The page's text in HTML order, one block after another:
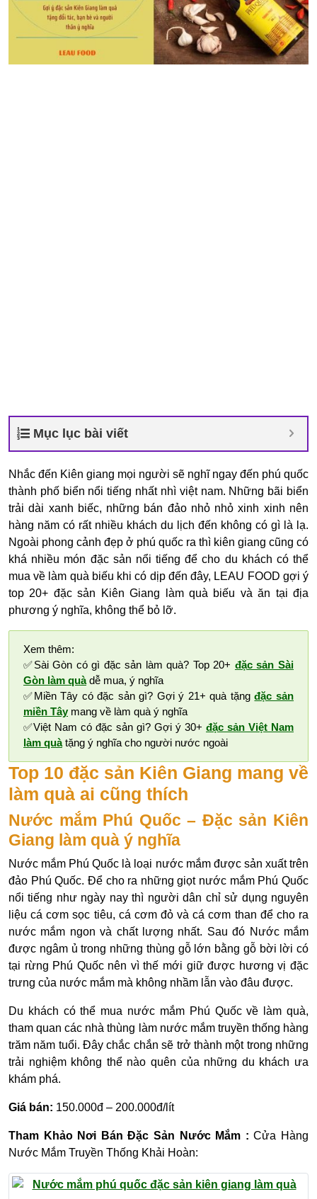
Mục lục bài viết
Nhắc đến Kiên giang mọi người sẽ nghĩ ngay đến phú quốc
thành phố biển nổi tiếng nhất nhì việt nam. Những bãi biển
trải dài xanh biếc, những bán đảo nhỏ nhỏ xinh xinh nên
hàng năm có rất nhiều khách du lịch đến không có gì là lạ.
Ngoài phong cảnh đẹp ở phú quốc ra thì kiên giang cũng có
khá nhiều món đặc sản nổi tiếng để cho du khách có thể
mua về làm quà biếu khi có dịp đến đây, LEAU FOOD gợi ý
top 20+ đặc sản Kiên Giang làm quà biếu và ăn tại địa
phương ý nghĩa, không thể bỏ lỡ.
Xem thêm:
✅Sài Gòn có gì đặc sản làm quà? Top 20+ đặc sản Sài
Gòn làm quàdễ mua, ý nghĩa
✅Miền Tây có đặc sản gì? Gợi ý 21+ quà tặngđặc sản
miền Tây mang về làm quà ý nghĩa
✅Việt Nam có đặc sản gì? Gợi ý 30+ đặc sản Việt Nam
làm quàtặng ý nghĩa cho người nước ngoài
Top 10 đặc sản Kiên Giang mang về
làm quà ai cũng thích
Nước mắm Phú Quốc – Đặc sản Kiên
Giang làm quà ý nghĩa
Nước mắm Phú Quốc là loại nước mắm được sản xuất trên
đảo Phú Quốc. Để cho ra những giọt nước mắm Phú Quốc
nổi tiếng như ngày nay thì người dân chỉ sử dụng nguyên
liệu cá cơm sọc tiêu, cá cơm đỏ và cá cơm than để cho ra
nước mắm ngon và chất lượng nhất. Sau đó Nước mắm
được ngâm ủ trong những thùng gỗ lớn bằng gỗ bời lời có
tại rừng Phú Quốc nên vì thế mới giữ được hương vị đặc
trưng của nước mắm mà không nhầm lẫn vào đâu được.
Du khách có thể mua nước mắm Phú Quốc về làm quà,
tham quan các nhà thùng làm nước mắm truyền thống hàng
trăm năm tuổi. Đây chắc chắn sẽ trở thành một trong những
trải nghiệm không thể nào quên của những du khách ưa
khám phá.
Giá bán: 150.000đ – 200.000đ/lít
Tham Khảo Nơi Bán Đặc Sản Nước Mắm : Cửa Hàng
Nước Mắm Truyền Thống Khải Hoàn: